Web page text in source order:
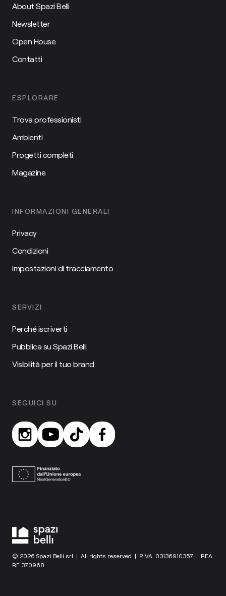
About Spazi Belli
Newsletter
Open House
Contatti
ESPLORARE
Trova professionisti
Ambienti
Progetti completi
Magazine
INFORMAZIONI GENERALI
Privacy
Condizioni
Impostazioni di tracciamento
SERVIZI
Perché iscriverti
Pubblica su Spazi Belli
Visibilità per il tuo brand
SEGUICI SU
© 2026 Spazi Belli srl | All rights reserved | P.IVA: 03136910357 | REA:
RE 370968